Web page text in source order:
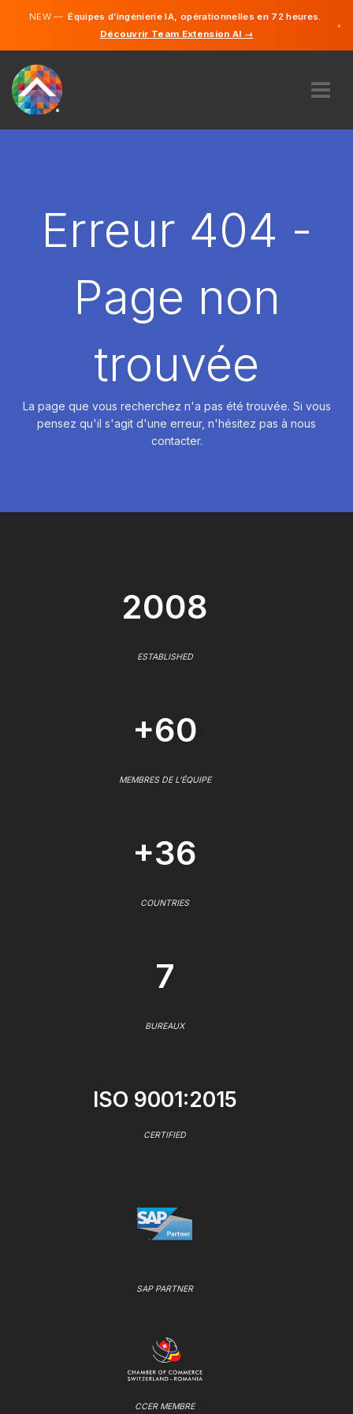
NEW —Équipes d’ingénierie IA, opérationnelles en 72 heures.
Découvrir Team Extension AI →
×
DÉMARRER
Erreur 404 -
Page non
trouvée
La page que vous recherchez n'a pas été trouvée. Si vous
pensez qu'il s'agit d'une erreur, n'hésitez pas à nous
contacter.
2008
ESTABLISHED
+60
MEMBRES DE L'ÉQUIPE
+36
COUNTRIES
7
BUREAUX
ISO 9001:2015
CERTIFIED
SAP PARTNER
CCER MEMBRE